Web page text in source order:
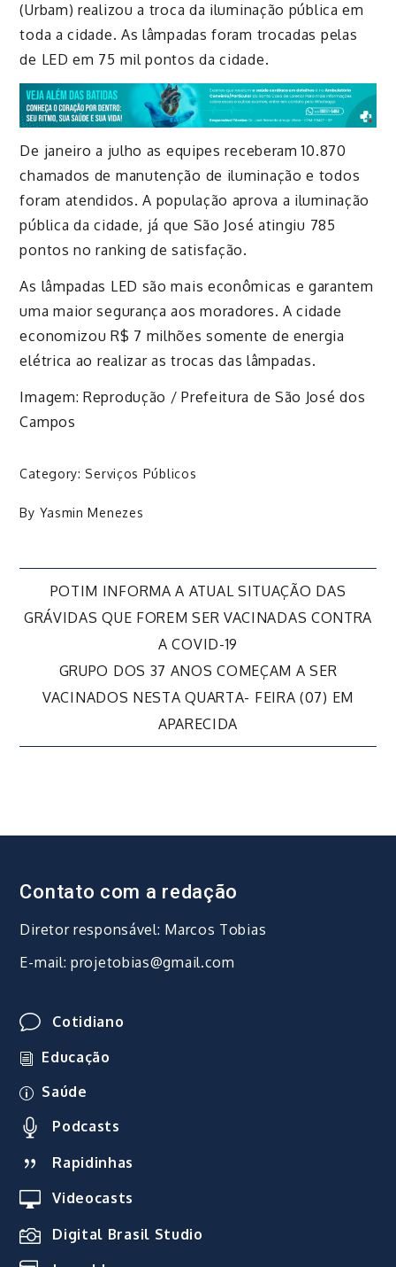
(Urbam) realizou a troca da iluminação pública em
toda a cidade. As lâmpadas foram trocadas pelas
de LED em 75 mil pontos da cidade.
De janeiro a julho as equipes receberam 10.870
chamados de manutenção de iluminação e todos
foram atendidos. A população aprova a iluminação
pública da cidade, já que São José atingiu 785
pontos no ranking de satisfação.
As lâmpadas LED são mais econômicas e garantem
uma maior segurança aos moradores. A cidade
economizou R$ 7 milhões somente de energia
elétrica ao realizar as trocas das lâmpadas.
Imagem: Reprodução / Prefeitura de São José dos
Campos
Category: Serviços Públicos
By Yasmin Menezes
Navegação
Post
POTIM INFORMA A ATUAL SITUAÇÃO DAS
GRÁVIDAS QUE FOREM SER VACINADAS CONTRA
A COVID-19
GRUPO DOS 37 ANOS COMEÇAM A SER
VACINADOS NESTA QUARTA- FEIRA (07) EM
APARECIDA
Contato com a redação
Diretor responsável: Marcos Tobias
E-mail: projetobias@gmail.com
Cotidiano
Educação
Saúde
Podcasts
Rapidinhas
Videocasts
Digital Brasil Studio